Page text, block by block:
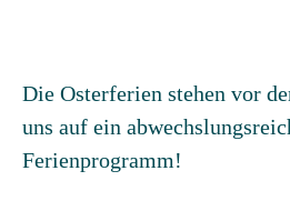
Die Osterferien stehen vor
uns auf ein
Ferienprogramm!